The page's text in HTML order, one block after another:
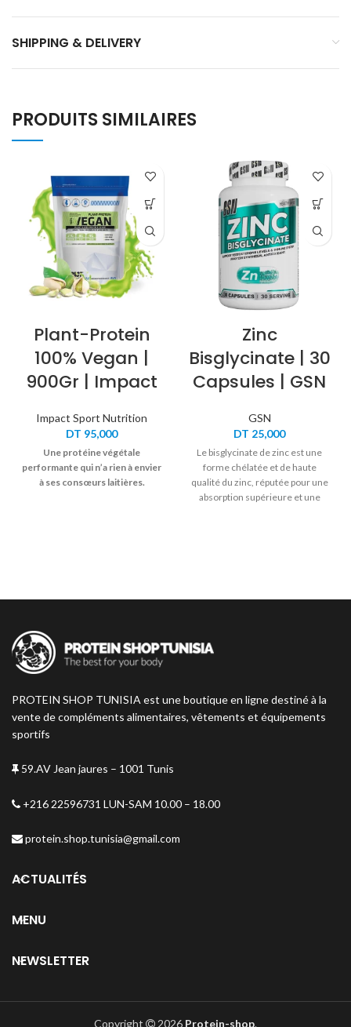
SHIPPING & DELIVERY
PRODUITS SIMILAIRES
Plant-Protein
100% Vegan |
900Gr | Impact
Impact Sport Nutrition
DT 95,000
Une protéine végétale
performante qui n’a rien à envier
à ses consœurs laitières.
Zinc
Bisglycinate | 30
Capsules | GSN
GSN
DT 25,000
Le bisglycinate de zinc est une
forme chélatée et de haute
qualité du zinc, réputée pour une
absorption supérieure et une
PROTEIN SHOP TUNISIA est une boutique en ligne destiné à la
vente de compléments alimentaires, vêtements et équipements
sportifs
59.AV Jean jaures – 1001 Tunis
+216 22596731 LUN-SAM 10.00 – 18.00
protein.shop.tunisia@gmail.com
ACTUALITÉS
MENU
NEWSLETTER
Copyright 2026 Protein-shop.